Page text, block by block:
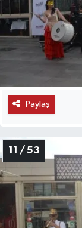
Paylaş
11 / 53